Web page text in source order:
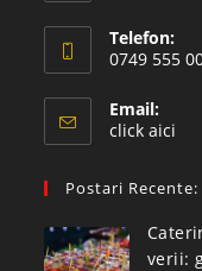
Telefon:
0749 555
Email:
click aici
Postari Recente:
verii: